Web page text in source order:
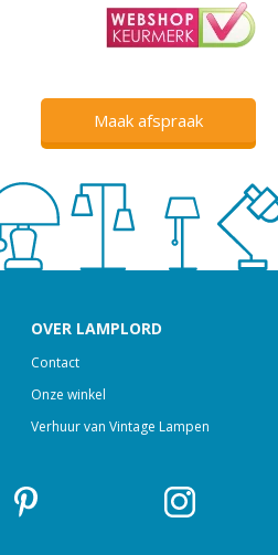
Maak afspraak
OVER LAMPLORD
Contact
Onze winkel
Verhuur van Vintage Lampen